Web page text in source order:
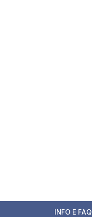
INFO E FAQ